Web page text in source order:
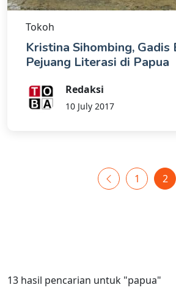
Tokoh
Kristina Sihombing, Gadis
Pejuang Literasi di Papua
Redaksi
10 July 2017
1 2
13 hasil pencarian untuk "papua"